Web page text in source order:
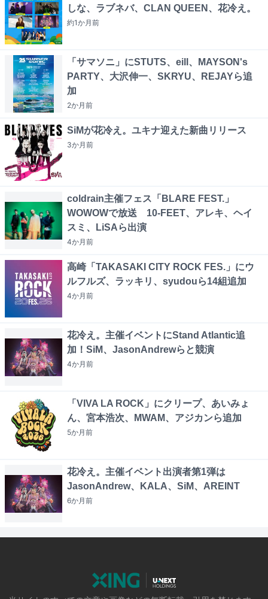
しな、ラブネバ、CLAN QUEEN、花冷え。
約1か月前
「サマソニ」にSTUTS、eill、MAYSON's
PARTY、大沢伸一、SKRYU、REJAYら追
加
2か月前
SiMが花冷え。ユキナ迎えた新曲リリース
3か月前
coldrain主催フェス「BLARE FEST.」
WOWOWで放送 10-FEET、アレキ、ヘイ
スミ、LiSAら出演
4か月前
高崎「TAKASAKI CITY ROCK FES.」にウ
ルフルズ、ラッキリ、syudouら14組追加
4か月前
花冷え。主催イベントにStand Atlantic追
加！SiM、JasonAndrewらと競演
4か月前
「VIVA LA ROCK」にクリープ、あいみょ
ん、宮本浩次、MWAM、アジカンら追加
5か月前
花冷え。主催イベント出演者第1弾は
JasonAndrew、KALA、SiM、AREINT
6か月前